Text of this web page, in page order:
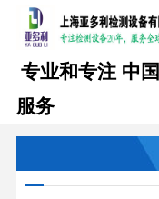
专业和专注 中
服务